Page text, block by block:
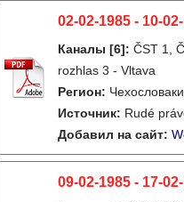
02-02-1985 - 10-
Каналы [6]: ČST 1,
rozhlas 3 - Vltava
Регион:
Источник: Rudé
Добавил на сайт:
09-02-1985 - 17-